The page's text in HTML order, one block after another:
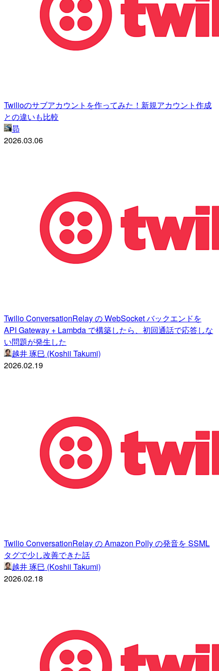
Twilioのサブアカウントを作ってみた！新規アカウント作成
との違いも比較
昴
2026.03.06
Twilio ConversationRelay の WebSocket バックエンドを
API Gateway + Lambda で構築したら、初回通話で応答しな
い問題が発生した
越井 琢巳 (Koshii Takumi)
2026.02.19
Twilio ConversationRelay の Amazon Polly の発音を SSML
タグで少し改善できた話
越井 琢巳 (Koshii Takumi)
2026.02.18